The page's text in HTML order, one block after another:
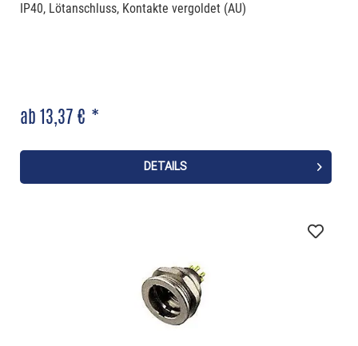
IP40, Lötanschluss, Kontakte vergoldet (AU)
ab 13,37 € *
DETAILS